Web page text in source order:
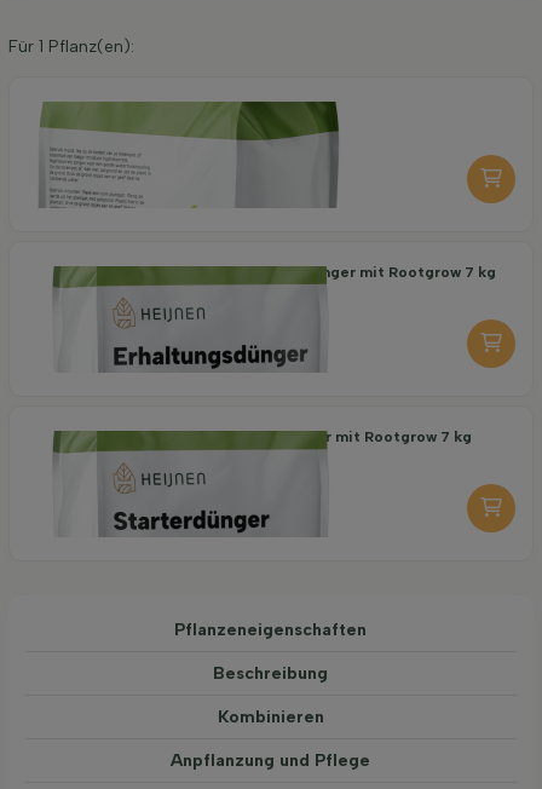
Für 1 Pflanz(en):
Organische Pflanzerde 40 l
6,95
-
Organischer Erhaltungsdünger mit Rootgrow 7 kg
-
Organischer Starterdünger mit Rootgrow 7 kg
Pflanzeneigenschaften
Beschreibung
Kombinieren
Anpflanzung und Pflege